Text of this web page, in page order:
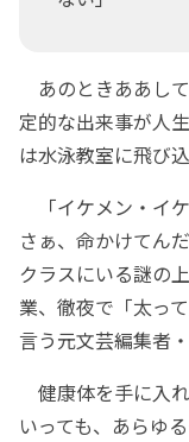
あのときああし
定的な出来事が人
は水泳教室に飛び
「イケメン・イ
さぁ、命かけてん
クラスにいる謎の
業、徹夜で「太っ
言う元文芸編集者・
健康体を手に入
いっても、あらゆ